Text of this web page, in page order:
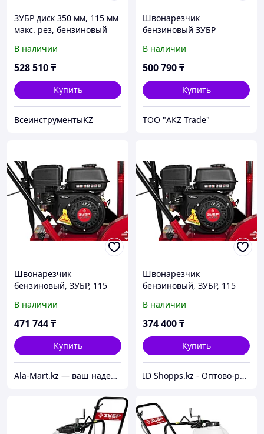
ЗУБР диск 350 мм, 115 мм
макс. рез, бензиновый
швов), Профессионал
(ЗШБ-350 Х)
В наличии
528 510₸
Купить
ВсеинструментыKZ
Швонарезчик
бензиновый ЗУБР
диск 300 - 350 (25.4)мм,
бак для воды, двигатель
В наличии
500 790₸
Купить
ТОО "AKZ Trade"
Швонарезчик
бензиновый, ЗУБР, 115
серия "Профессионал"
(двигатель"Зубр")
В наличии
471 744₸
Купить
Ala-Mart.kz — ваш надежный партнер в мире качественных товаров.
Швонарезчик
бензиновый, ЗУБР, 115
серия "Профессионал"
(двигатель"Зубр")
В наличии
374 400₸
Купить
ID Shopps.kz - Оптово-розничный Склад